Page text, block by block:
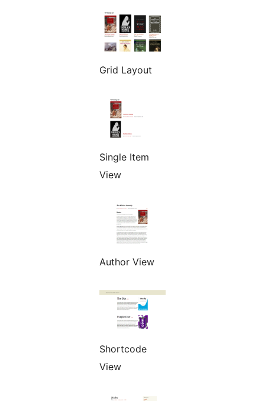
Grid Layout
Single Item
View
Author View
Shortcode
View